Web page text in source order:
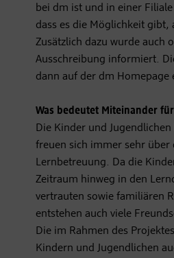
bei dm ist und in einer
dass es die Möglichkeit gibt,
Zusätzlich dazu wurde auch
Ausschreibung informiert.
dann auf der dm Homepage
Was bedeutet Miteinander für
Die Kinder und
freuen sich immer sehr über
Lernbetreuung. Da die
Zeitraum hinweg in den
vertrauten sowie familiären
entstehen auch viele
Die im Rahmen des
Kindern und Jugendlichen